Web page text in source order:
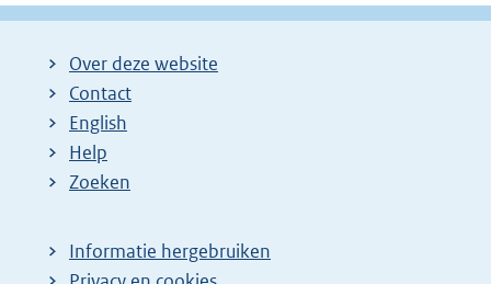
Over deze website
Contact
English
Help
Zoeken
Informatie hergebruiken